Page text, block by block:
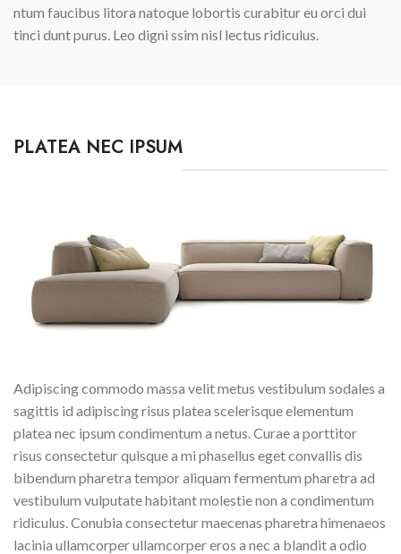
ntum faucibus litora natoque lobortis curabitur eu orci dui
tinci dunt purus. Leo digni ssim nisl lectus ridiculus.
PLATEA NEC IPSUM
Adipiscing commodo massa velit metus vestibulum sodales a
sagittis id adipiscing risus platea scelerisque elementum
platea nec ipsum condimentum a netus. Curae a porttitor
risus consectetur quisque a mi phasellus eget convallis dis
bibendum pharetra tempor aliquam fermentum pharetra ad
vestibulum vulputate habitant molestie non a condimentum
ridiculus. Conubia consectetur maecenas pharetra himenaeos
lacinia ullamcorper ullamcorper eros a nec a blandit a odio